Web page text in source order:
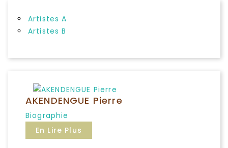
Artistes A
Artistes B
AKENDENGUE Pierre
Biographie
En Lire Plus